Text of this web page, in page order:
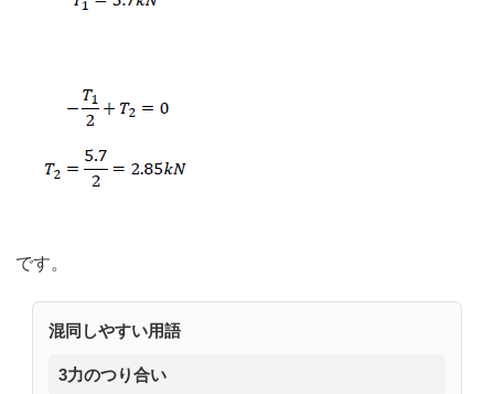
です。
混同しやすい用語
3力のつり合い